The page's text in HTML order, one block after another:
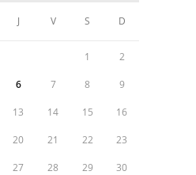
J V S D
1 2
6 7 8 9
13 14 15 16
20 21 22 23
27 28 29 30